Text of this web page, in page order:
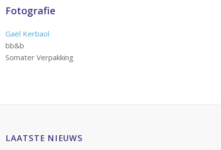
Fotografie
Gaël Kerbaol
bb&b
Somater Verpakking
LAATSTE NIEUWS